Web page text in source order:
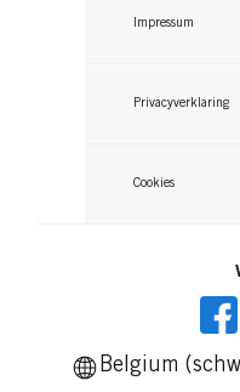
Impressum
Privacyverklaring
Cookies
Belgium